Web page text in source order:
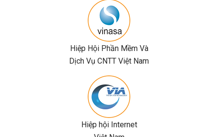
Hiệp Hội Phần Mềm Và
Dịch Vụ CNTT Việt Nam
Hiệp hội Internet